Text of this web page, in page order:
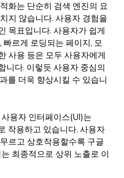
화는 단순히 검색 엔진의 요
지 않습니다. 사용자 경험을
목표입니다. 사용자가 쉽게
르게 로딩되는 페이지, 모
사용 등은 모두 사용자에게
니다. 이렇듯 사용자 중심의
를 더욱 향상시킬 수 있습니
용자 인터페이스(UI)는
작용하고 있습니다. 사용자
르고 상호작용할수록 구글
최종적으로 상위 노출로 이